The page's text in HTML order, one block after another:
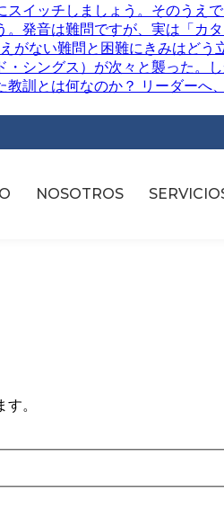
イッチしましょう。そのうえ
発音は難問ですが、実は「カ
がない難問と困難にきみはどう
シングス）が次々と襲った。
訓とは何なのか？ リーダー
。